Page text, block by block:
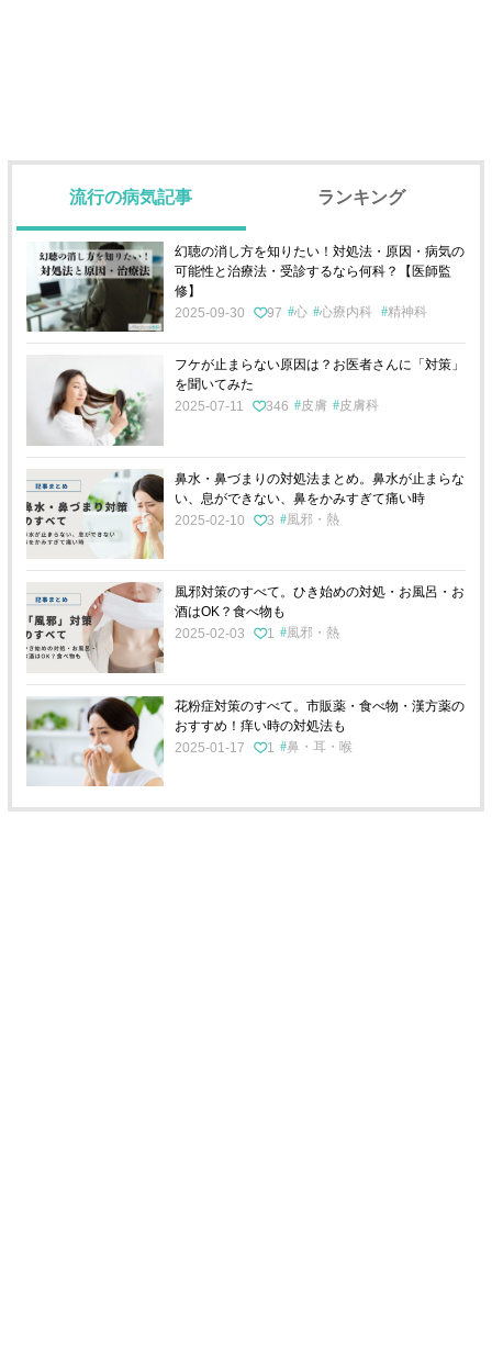
流行の病気記事 ランキング
幻聴の消し方を知りたい！対処法・原因・病気の
可能性と治療法・受診するなら何科？【医師監
修】
2025-09-30
97 心 心療内科 精神科
フケが止まらない原因は？お医者さんに「対策」
を聞いてみた
2025-07-11
346 皮膚 皮膚科
鼻水・鼻づまりの対処法まとめ。鼻水が止まらな
い、息ができない、鼻をかみすぎて痛い時
2025-02-10
3 風邪・熱
風邪対策のすべて。ひき始めの対処・お風呂・お
酒はOK？食べ物も
2025-02-03
1 風邪・熱
花粉症対策のすべて。市販薬・食べ物・漢方薬の
おすすめ！痒い時の対処法も
2025-01-17
1 鼻・耳・喉